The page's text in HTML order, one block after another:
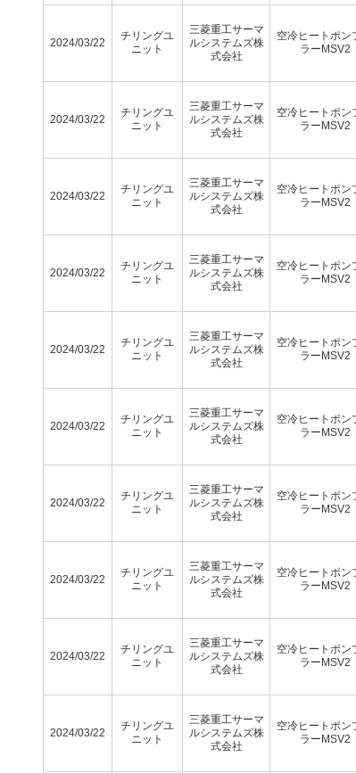
2024/03/22
チリングユ
ニット
三菱重工サーマ
ルシステムズ株
式会社
空冷ヒートポン
ラーMSV2
2024/03/22
チリングユ
ニット
三菱重工サーマ
ルシステムズ株
式会社
空冷ヒートポン
ラーMSV2
2024/03/22
チリングユ
ニット
三菱重工サーマ
ルシステムズ株
式会社
空冷ヒートポン
ラーMSV2
2024/03/22
チリングユ
ニット
三菱重工サーマ
ルシステムズ株
式会社
空冷ヒートポン
ラーMSV2
2024/03/22
チリングユ
ニット
三菱重工サーマ
ルシステムズ株
式会社
空冷ヒートポン
ラーMSV2
2024/03/22
チリングユ
ニット
三菱重工サーマ
ルシステムズ株
式会社
空冷ヒートポン
ラーMSV2
2024/03/22
チリングユ
ニット
三菱重工サーマ
ルシステムズ株
式会社
空冷ヒートポン
ラーMSV2
2024/03/22
チリングユ
ニット
三菱重工サーマ
ルシステムズ株
式会社
空冷ヒートポン
ラーMSV2
2024/03/22
チリングユ
ニット
三菱重工サーマ
ルシステムズ株
式会社
空冷ヒートポン
ラーMSV2
2024/03/22
チリングユ
ニット
三菱重工サーマ
ルシステムズ株
式会社
空冷ヒートポン
ラーMSV2